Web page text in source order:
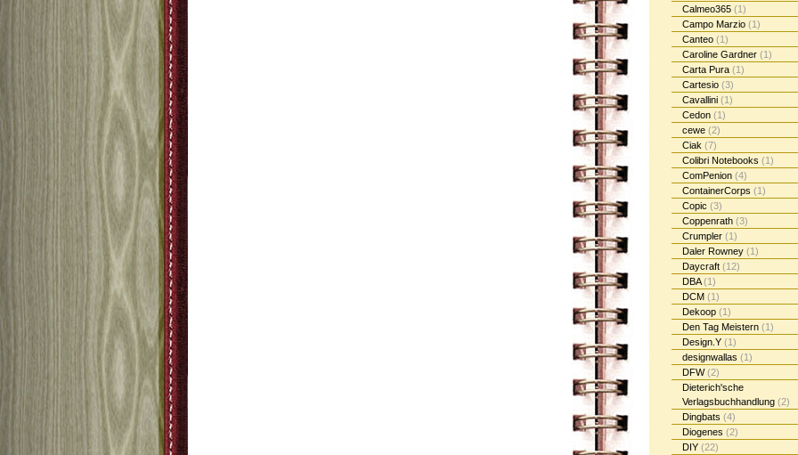
Calmeo365 (1)
Campo Marzio (1)
Canteo (1)
Caroline Gardner (1)
Carta Pura (1)
Cartesio (3)
Cavallini (1)
Cedon (1)
cewe (2)
Ciak (7)
Colibri Notebooks (1)
ComPenion (4)
ContainerCorps (1)
Copic (3)
Coppenrath (3)
Crumpler (1)
Daler Rowney (1)
Daycraft (12)
DBA(1)
DCM (1)
Dekoop (1)
Den Tag Meistern (1)
Design.Y (1)
designwallas (1)
DFW(2)
Dieterich'sche
Verlagsbuchhandlung (2)
Dingbats (4)
Diogenes (2)
DIY (22)